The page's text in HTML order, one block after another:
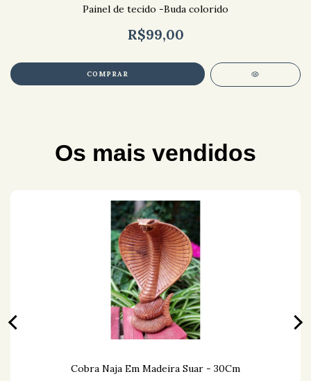
Painel de tecido -Buda colorido
R$99,00
Os mais vendidos
Cobra Naja Em Madeira Suar - 30Cm